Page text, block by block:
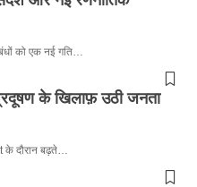
को एक नई गति…
के खिलाफ़ उठी जनता
के दौरान बढ़ते…